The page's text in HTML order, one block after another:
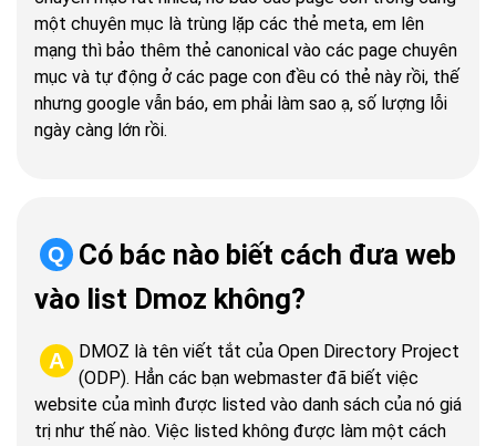
một chuyên mục là trùng lặp các thẻ meta, em lên
mạng thì bảo thêm thẻ canonical vào các page chuyên
mục và tự động ở các page con đều có thẻ này rồi, thế
nhưng google vẫn báo, em phải làm sao ạ, số lượng lỗi
ngày càng lớn rồi.
Q
Có bác nào biết cách đưa web
vào list Dmoz không?
A
DMOZ là tên viết tắt của Open Directory Project
(ODP). Hẳn các bạn webmaster đã biết việc
website của mình được listed vào danh sách của nó giá
trị như thế nào. Việc listed không được làm một cách